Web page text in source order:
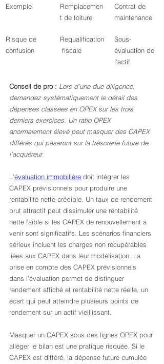
Exemple
Remplacemen
t de toiture
Contrat de
maintenance
Risque de
confusion
Requalification
fiscale
Sous-
évaluation de
l’actif
Conseil de pro : Lors d’une due diligence,
demandez systématiquement le détail des
dépenses classées en OPEX sur les trois
derniers exercices. Un ratio OPEX
anormalement élevé peut masquer des CAPEX
différés qui pèseront sur la trésorerie future de
l’acquéreur.
L’évaluation immobilière doit intégrer les
CAPEX prévisionnels pour produire une
rentabilité nette crédible. Un taux de rendement
brut attractif peut dissimuler une rentabilité
nette faible si les CAPEX de renouvellement à
venir sont significatifs. Les scénarios financiers
sérieux incluent les charges non récupérables
liées aux CAPEX dans leur modélisation. La
prise en compte des CAPEX prévisionnels
dans l’évaluation permet de distinguer
rendement affiché et rentabilité nette réelle, un
écart qui peut atteindre plusieurs points de
rendement sur un actif vieillissant.
Masquer un CAPEX sous des lignes OPEX pour
alléger le bilan est une pratique risquée. Si le
CAPEX est différé, la dépense future cumulée